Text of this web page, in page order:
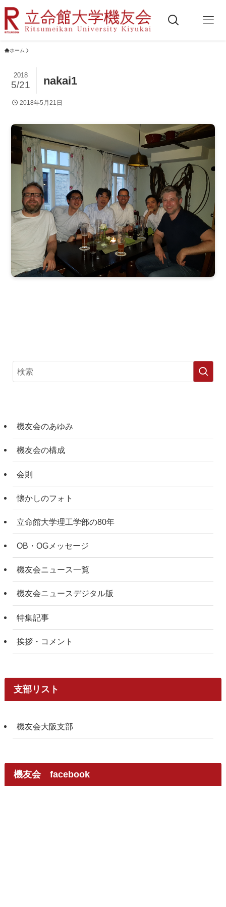
ホーム
nakai1
2018
5/21
2018年5月21日
機友会のあゆみ
機友会の構成
会則
懐かしのフォト
立命館大学理工学部の80年
OB・OGメッセージ
機友会ニュース一覧
機友会ニュースデジタル版
特集記事
挨拶・コメント
支部リスト
機友会大阪支部
機友会 facebook